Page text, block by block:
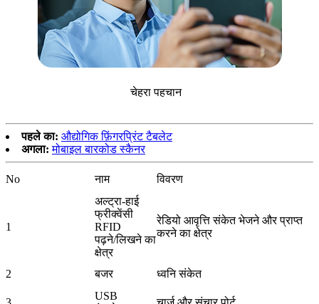
चेहरा पहचान
पहले का: औद्योगिक फ़िंगरप्रिंट टैबलेट
अगला: मोबाइल बारकोड स्कैनर
No नाम विवरण
1
अल्ट्रा-हाई
फ्रीक्वेंसी
RFID
पढ़ने/लिखने का
क्षेत्र
रेडियो आवृत्ति संकेत भेजने और प्राप्त
करने का क्षेत्र
2 बजर ध्वनि संकेत
USB